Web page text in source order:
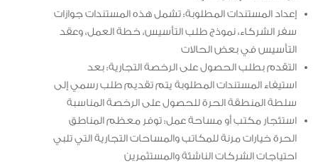
إعداد المستندات المطلوبة: تشمل هذه المستندات جوازات
سفر الشركاء، نموذج طلب التأسيس، خطة العمل، وعقد
التأسيس في بعض الحالات
التقدم بطلب الحصول على الرخصة التجارية: بعد
استيفاء المستندات المطلوبة يتم تقديم طلب رسمي إلى
سلطة المنطقة الحرة للحصول على الرخصة المناسبة
استئجار مكتب أو مساحة عمل: توفر معظم المناطق
الحرة خيارات مرنة للمكاتب والمساحات التجارية التي تلبي
احتياجات الشركات الناشئة والمستثمرين